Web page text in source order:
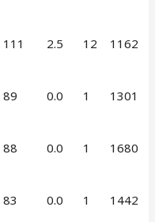
111 2.5 12 1162
89 0.0 1 1301
88 0.0 1 1680
83 0.0 1 1442